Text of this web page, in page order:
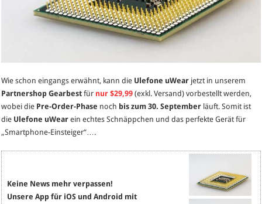
Wie schon eingangs erwähnt, kann die Ulefone uWear jetzt in unserem
Partnershop Gearbest für nur $29,99 (exkl. Versand) vorbestellt werden,
wobei die Pre-Order-Phase noch bis zum 30. September läuft. Somit ist
die Ulefone uWear ein echtes Schnäppchen und das perfekte Gerät für
„Smartphone-Einsteiger“….
Keine News mehr verpassen!
Unsere App für iOS und Android mit